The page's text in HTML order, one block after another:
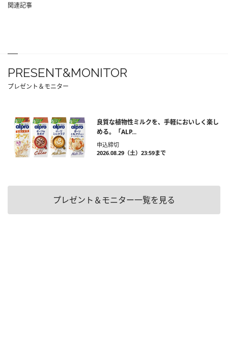
関連記事
PRESENT&MONITOR
プレゼント＆モニター
良質な植物性ミルクを、手軽においしく楽し
める。「ALP...
申込締切
2026.08.29（土）23:59まで
プレゼント＆モニター一覧を見る